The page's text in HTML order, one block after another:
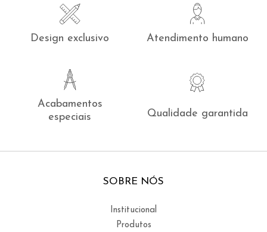
Design exclusivo Atendimento humano
Acabamentos
especiais
Qualidade garantida
SOBRE NÓS
Institucional
Produtos